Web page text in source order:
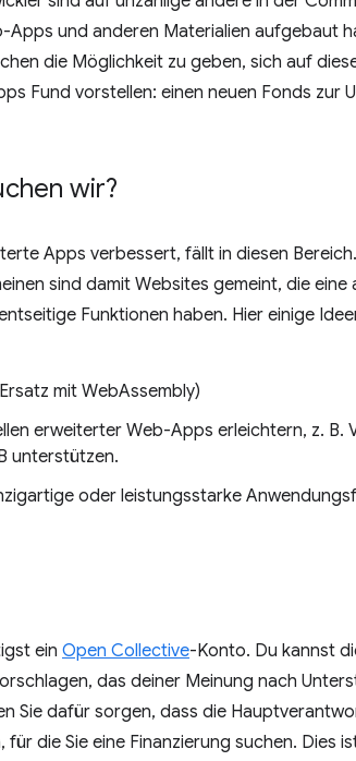
Apps und anderen Materialien aufgebaut
die Möglichkeit zu geben, sich auf
Fund vorstellen: einen neuen Fonds zur
wir?
Apps verbessert, fällt in diesen
sind damit Websites gemeint, die
Funktionen haben. Hier einige
mit WebAssembly)
erweiterter Web-Apps erleichtern, z. B.
unterstützen.
oder leistungsstarke
ein Open Collective-Konto. Du kannst
das deiner Meinung nach
Sie dafür sorgen, dass die
die Sie eine Finanzierung suchen. Dies